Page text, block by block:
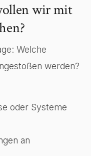
wir mit
Welche
werden?
oder Systeme
an